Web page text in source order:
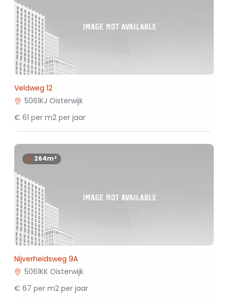
Veldweg 12
5061KJ Oisterwijk
€ 61 per m2 per jaar
264m²
Nijverheidsweg 9A
5061KK Oisterwijk
€ 67 per m2 per jaar